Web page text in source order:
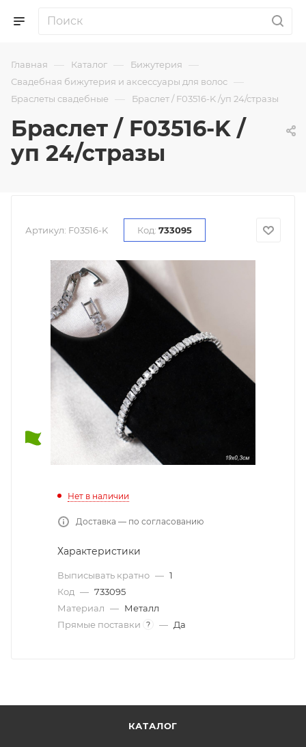
Главная — Каталог — Бижутерия —
Свадебная бижутерия и аксессуары для волос —
Браслеты свадебные — Браслет / F03516-K /уп 24/стразы
Браслет / F03516-K /
уп 24/стразы
Артикул: F03516-K Код: 733095
Нет в наличии
Доставка — по согласованию
Характеристики
Выписывать кратно — 1
Код — 733095
Материал — Металл
Прямые поставки
? — Да
КАТАЛОГ